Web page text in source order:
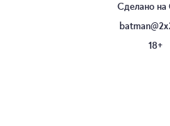
Сделано на
18+